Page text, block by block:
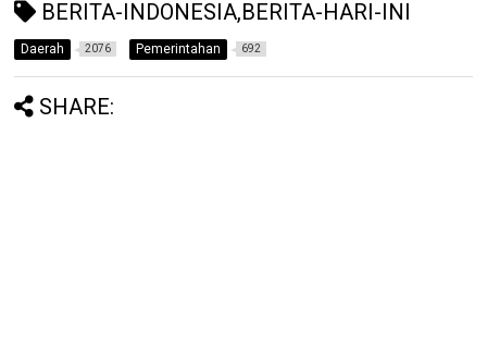
BERITA-INDONESIA,BERITA-HARI-INI
Daerah 2076 Pemerintahan 692
SHARE: